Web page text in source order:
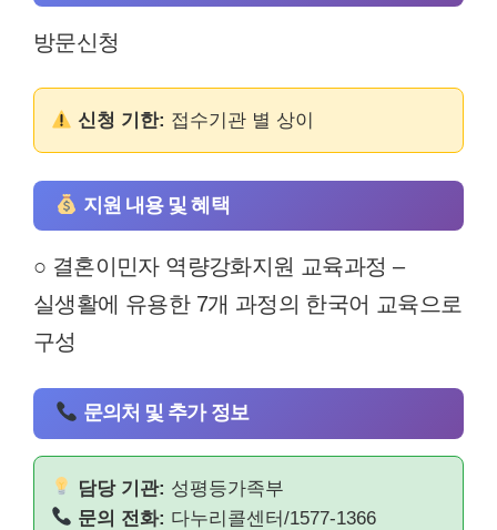
방문신청
신청 기한: 접수기관 별 상이
지원 내용 및 혜택
○ 결혼이민자 역량강화지원 교육과정 –
실생활에 유용한 7개 과정의 한국어 교육으로
구성
문의처 및 추가 정보
담당 기관: 성평등가족부
문의 전화: 다누리콜센터/1577-1366